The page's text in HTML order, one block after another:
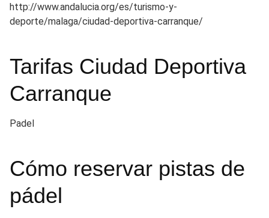
http://www.andalucia.org/es/turismo-y-
deporte/malaga/ciudad-deportiva-carranque/
Tarifas Ciudad Deportiva
Carranque
Padel
Cómo reservar pistas de
pádel